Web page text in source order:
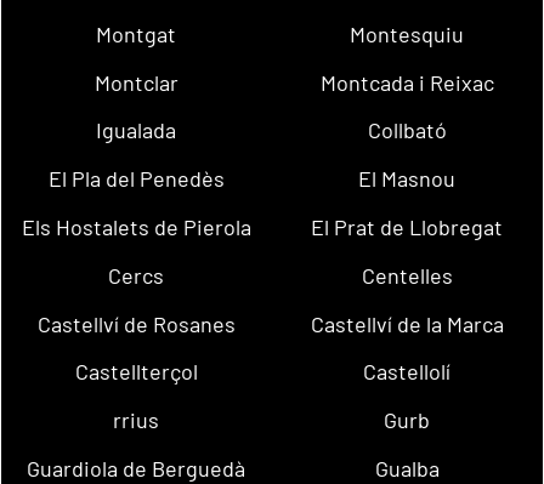
Montgat
Montesquiu
Montclar
Montcada i Reixac
Igualada
Collbató
El Pla del Penedès
El Masnou
Els Hostalets de Pierola
El Prat de Llobregat
Cercs
Centelles
Castellví de Rosanes
Castellví de la Marca
Castellterçol
Castellolí
rrius
Gurb
Guardiola de Berguedà
Gualba